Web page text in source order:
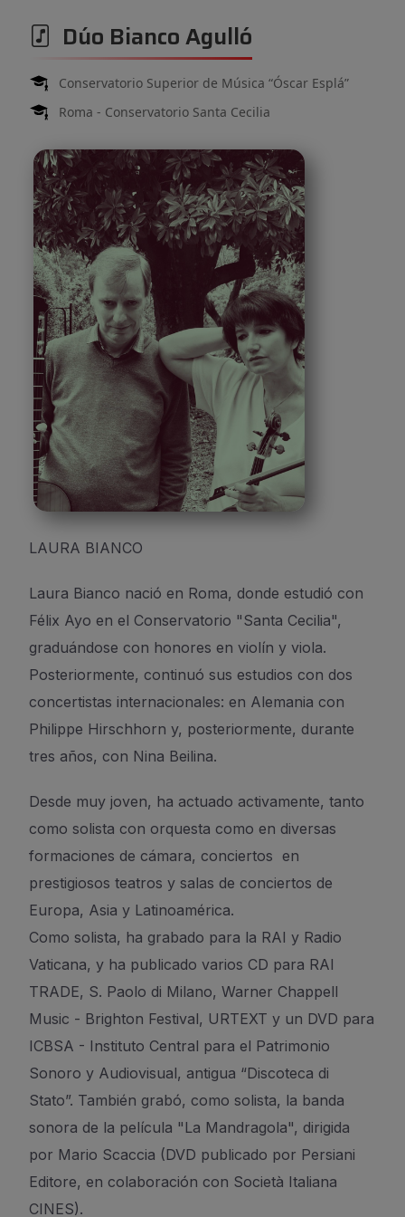
Dúo Bianco Agulló
Conservatorio Superior de Música “Óscar Esplá”
Roma - Conservatorio Santa Cecilia
LAURA BIANCO
Laura Bianco nació en Roma, donde estudió con
Félix Ayo en el Conservatorio "Santa Cecilia",
graduándose con honores en violín y viola.
Posteriormente, continuó sus estudios con dos
concertistas internacionales: en Alemania con
Philippe Hirschhorn y, posteriormente, durante
tres años, con Nina Beilina.
Desde muy joven, ha actuado activamente, tanto
como solista con orquesta como en diversas
formaciones de cámara, conciertos en
prestigiosos teatros y salas de conciertos de
Europa, Asia y Latinoamérica.
Como solista, ha grabado para la RAI y Radio
Vaticana, y ha publicado varios CD para RAI
TRADE, S. Paolo di Milano, Warner Chappell
Music - Brighton Festival, URTEXT y un DVD para
ICBSA - Instituto Central para el Patrimonio
Sonoro y Audiovisual, antigua “Discoteca di
Stato”. También grabó, como solista, la banda
sonora de la película "La Mandragola", dirigida
por Mario Scaccia (DVD publicado por Persiani
Editore, en colaboración con Società Italiana
CINES).